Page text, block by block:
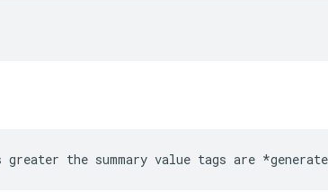
the summary value tags are